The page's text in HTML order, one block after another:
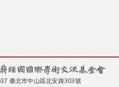
臺北市中山區北安路303號